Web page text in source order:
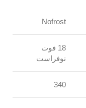
Nofrost
18 فوت
نوفراست
340